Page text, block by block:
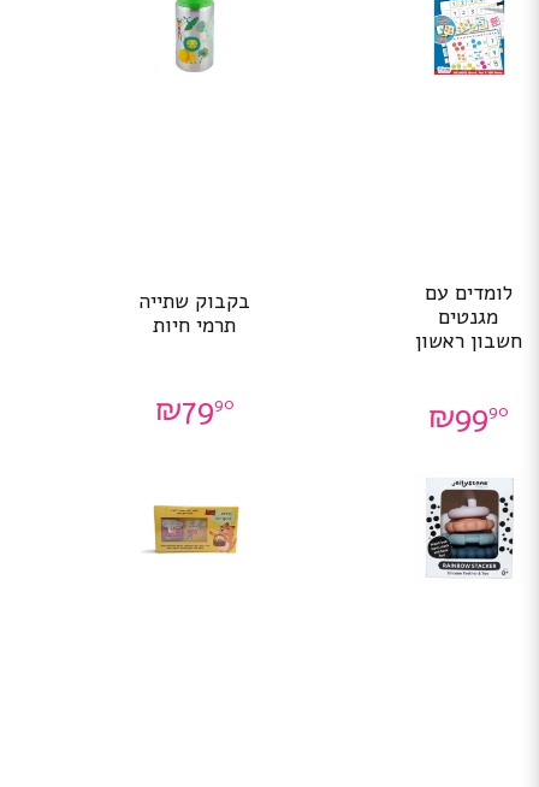
לומדים עם
מגנטים
חשבון ראשון
₪9990
בקבוק שתייה
תרמי חיות
₪7990